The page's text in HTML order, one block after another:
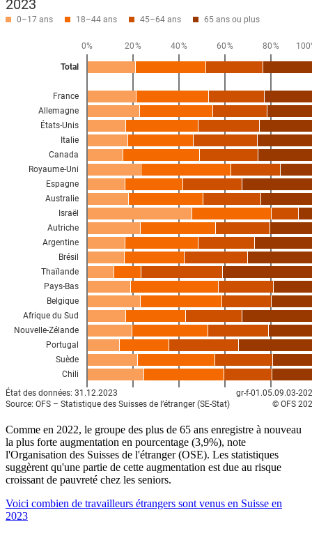
Comme en 2022, le groupe des plus de 65 ans enregistre à nouveau
la plus forte augmentation en pourcentage (3,9%), note
l'Organisation des Suisses de l'étranger (OSE). Les statistiques
suggèrent qu'une partie de cette augmentation est due au risque
croissant de pauvreté chez les seniors.
Voici combien de travailleurs étrangers sont venus en Suisse en
2023